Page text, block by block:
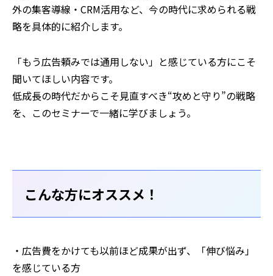
外の集客導線・CRM活用など、今の時代に求められる戦
略を具体的に紹介します。
「もう広告頼みでは通用しない」と感じている方にこそ
聞いてほしい内容です。
低成長の時代だからこそ見直すべき“攻めと守り”の戦略
を、このセミナーで一緒に学びましょう。
こんな方にオススメ！
・広告費をかけても以前ほど成果が出ず、「伸び悩み」
を感じている方